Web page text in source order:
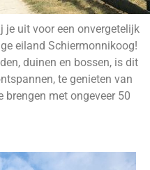
je uit voor een onvergetelijk
eiland Schiermonnikoog!
duinen en bossen, is dit
te genieten van
met ongeveer 50